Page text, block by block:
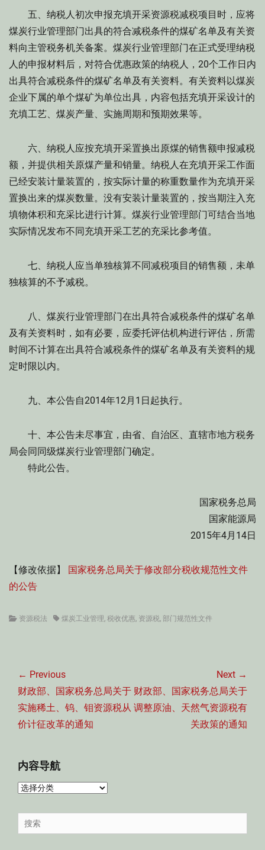
五、纳税人初次申报充填开采资源税减税项目时，应将
煤炭行业管理部门出具的符合减税条件的煤矿名单及有关资
料向主管税务机关备案。煤炭行业管理部门在正式受理纳税
人的申报材料后，对符合优惠政策的纳税人，20个工作日内
出具符合减税条件的煤矿名单及有关资料。有关资料以煤炭
企业下属的单个煤矿为单位出具，内容包括充填开采设计的
充填工艺、煤炭产量、实施周期和预期效果等。
六、纳税人应按充填开采置换出原煤的销售额申报减税
额，并提供相关原煤产量和销量。纳税人在充填开采工作面
已经安装计量装置的，按实际计量的称重数量作为充填开采
置换出来的煤炭数量。没有安装计量装置的，按当期注入充
填物体积和充采比进行计算。煤炭行业管理部门可结合当地
实际情况发布不同充填开采工艺的充采比参考值。
七、纳税人应当单独核算不同减税项目的销售额，未单
独核算的不予减税。
八、煤炭行业管理部门在出具符合减税条件的煤矿名单
及有关资料时，如有必要，应委托评估机构进行评估，所需
时间不计算在出具符合减税条件的煤矿名单及有关资料的规
定时限以内。
九、本公告自2014年12月1日起执行。
十、本公告未尽事宜，由省、自治区、直辖市地方税务
局会同同级煤炭行业管理部门确定。
特此公告。
国家税务总局
国家能源局
2015年4月14日
【修改依据】 国家税务总局关于修改部分税收规范性文件
的公告
Categories
资源税法 Tags煤炭工业管理, 税收优惠, 资源税, 部门规范性文件
章
导
航
← Previous
Previous
post:
财政部、国家税务总局关于
实施稀土、钨、钼资源税从
价计征改革的通知
Next →
Next
post:
财政部、国家税务总局关于
调整原油、天然气资源税有
关政策的通知
内容导航
内
导
航
Search
for: